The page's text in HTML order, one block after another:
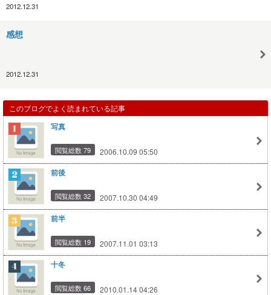
2012.12.31
感想
2012.12.31
このブログでよく読まれている記事
写真
閲覧総数 79 2006.10.09 05:50
前後
閲覧総数 32 2007.10.30 04:49
前半
閲覧総数 19 2007.11.01 03:13
十冬
閲覧総数 66 2010.01.14 04:26